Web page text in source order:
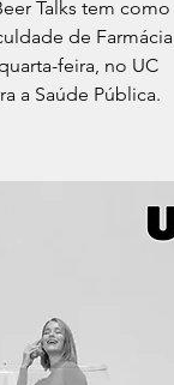
Talks tem como
de Farmácia
feira, no UC
a Saúde Pública.